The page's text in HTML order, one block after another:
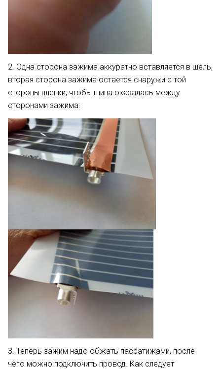
2. Одна сторона зажима аккуратно вставляется в щель,
вторая сторона зажима остается снаружи с той
стороны пленки, чтобы шина оказалась между
сторонами зажима:
3. Теперь зажим надо обжать пассатижами, после
чего можно подключить провод. Как следует